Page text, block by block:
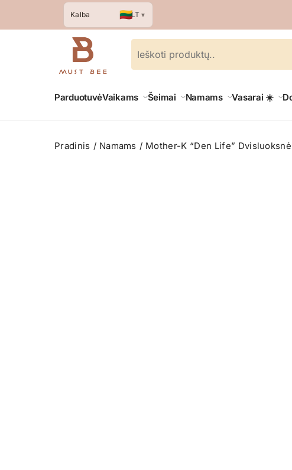
Kalba 🇱🇹LT ▼
ParduotuvėVaikams Šeimai Namams Vasarai ☀️
Pradinis Namams Mother-K “Den Life”